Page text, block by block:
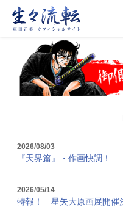
2026/08/03
『天界篇』・作画快調！
2026/05/14
特報！ 星矢大原画展開催